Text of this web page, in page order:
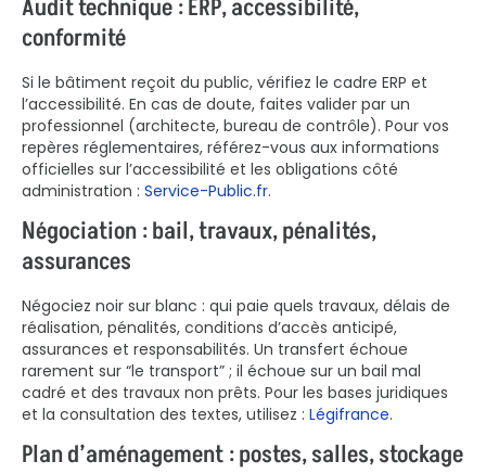
Audit technique : ERP, accessibilité,
conformité
Si le bâtiment reçoit du public, vérifiez le cadre ERP et
l’accessibilité. En cas de doute, faites valider par un
professionnel (architecte, bureau de contrôle). Pour vos
repères réglementaires, référez-vous aux informations
officielles sur l’accessibilité et les obligations côté
administration : Service-Public.fr.
Négociation : bail, travaux, pénalités,
assurances
Négociez noir sur blanc : qui paie quels travaux, délais de
réalisation, pénalités, conditions d’accès anticipé,
assurances et responsabilités. Un transfert échoue
rarement sur “le transport” ; il échoue sur un bail mal
cadré et des travaux non prêts. Pour les bases juridiques
et la consultation des textes, utilisez : Légifrance.
Plan d’aménagement : postes, salles, stockage